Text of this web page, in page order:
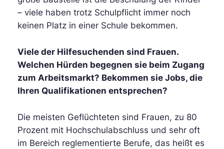
– viele haben trotz Schulpflicht immer noch
keinen Platz in einer Schule bekommen.
Viele der Hilfesuchenden sind Frauen.
Welchen Hürden begegnen sie beim Zugang
zum Arbeitsmarkt? Bekommen sie Jobs, die
Ihren Qualifikationen entsprechen?
Die meisten Geflüchteten sind Frauen, zu 80
Prozent mit Hochschulabschluss und sehr oft
im Bereich reglementierte Berufe, das heißt es